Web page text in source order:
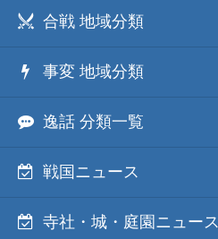
合戦 地域分類
事変 地域分類
逸話 分類一覧
戦国ニュース
寺社・城・庭園ニュース